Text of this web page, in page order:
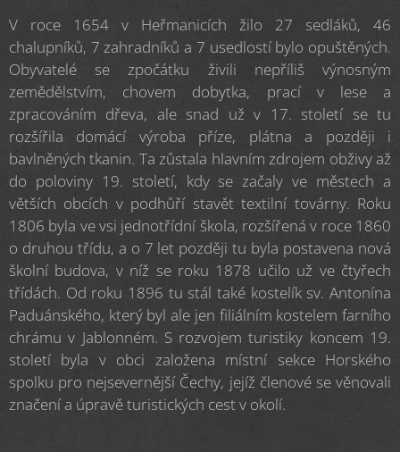
V roce 1654 v Heřmanicích žilo 27 sedláků, 46
chalupníků, 7 zahradníků a 7 usedlostí bylo opuštěných.
Obyvatelé se zpočátku živili nepříliš výnosným
zemědělstvím, chovem dobytka, prací v lese a
zpracováním dřeva, ale snad už v 17. století se tu
rozšířila domácí výroba příze, plátna a později i
bavlněných tkanin. Ta zůstala hlavním zdrojem obživy až
do poloviny 19. století, kdy se začaly ve městech a
větších obcích v podhůří stavět textilní továrny. Roku
1806 byla ve vsi jednotřídní škola, rozšířená v roce 1860
o druhou třídu, a o 7 let později tu byla postavena nová
školní budova, v níž se roku 1878 učilo už ve čtyřech
třídách. Od roku 1896 tu stál také kostelík sv. Antonína
Paduánského, který byl ale jen filiálním kostelem farního
chrámu v Jablonném. S rozvojem turistiky koncem 19.
století byla v obci založena místní sekce Horského
spolku pro nejsevernější Čechy, jejíž členové se věnovali
značení a úpravě turistických cest v okolí.